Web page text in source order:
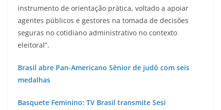
instrumento de orientação prática, voltado a apoiar
agentes públicos e gestores na tomada de decisões
seguras no cotidiano administrativo no contexto
eleitoral”.
Brasil abre Pan-Americano Sênior de judô com seis
medalhas
Basquete Feminino: TV Brasil transmite Sesi